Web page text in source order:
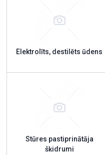
Elektrolīts, destilēts ūdens
Stūres pastiprinātāja
šķidrumi